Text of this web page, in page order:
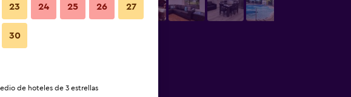
23 24 25 26 27
30
de hoteles de 3 estrellas